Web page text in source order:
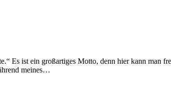
Es ist ein großartiges Motto, denn hier kann man
meines…